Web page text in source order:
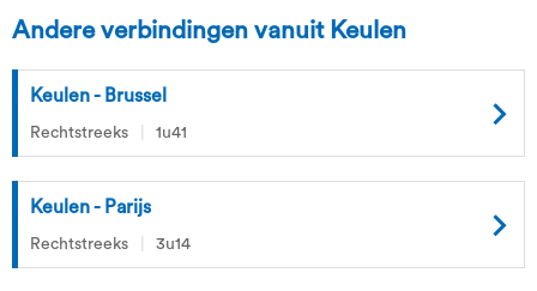
Andere verbindingen vanuit Keulen
Keulen - Brussel
Rechtstreeks 1u41
Keulen - Parijs
Rechtstreeks 3u14